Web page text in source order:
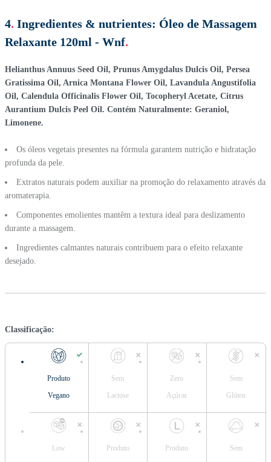
4. Ingredientes & nutrientes: Óleo de Massagem
Relaxante 120ml - Wnf.
Helianthus Annuus Seed Oil, Prunus Amygdalus Dulcis Oil, Persea
Gratissima Oil, Arnica Montana Flower Oil, Lavandula Angustifolia
Oil, Calendula Officinalis Flower Oil, Tocopheryl Acetate, Citrus
Aurantium Dulcis Peel Oil. Contém Naturalmente: Geraniol,
Limonene.
Os óleos vegetais presentes na fórmula garantem nutrição e hidratação
profunda da pele.
Extratos naturais podem auxiliar na promoção do relaxamento através da
aromaterapia.
Componentes emolientes mantêm a textura ideal para deslizamento
durante a massagem.
Ingredientes calmantes naturais contribuem para o efeito relaxante
desejado.
Classificação:
Produto
Vegano
Sem
Lactose
Zero
Açúcar
Sem
Glúten
Low
Produto
Produto
Sem